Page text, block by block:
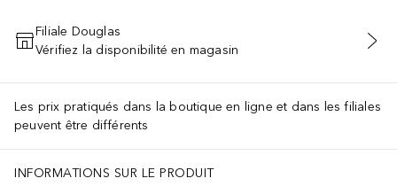
AJOUTER AU PANIER
Filiale Douglas
Vérifiez la disponibilité en magasin
Les prix pratiqués dans la boutique en ligne et dans les filiales
peuvent être différents
INFORMATIONS SUR LE PRODUIT